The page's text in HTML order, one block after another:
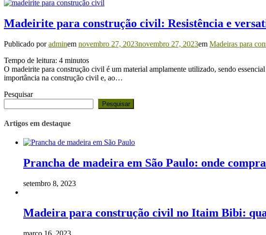
Madeirite para construção civil: Resistência e
Publicado poradminem novembro 27, 2023novembro 27, 2023em Madeiras para
Tempo de leitura: 4 minutos
O madeirite para construção civil é um material amplamente utilizado, sendo
importância na construção civil e, ao…
Pesquisar
Pesquisar
Artigos em destaque
Prancha de madeira em São Paulo: onde
setembro 8, 2023
Madeira para construção civil no Itaim Bibi:
março 16, 2023